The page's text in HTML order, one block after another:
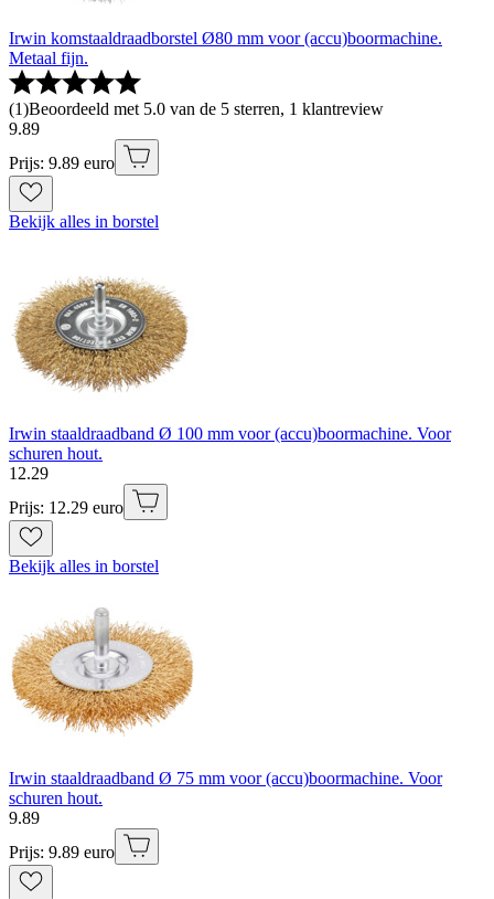
Irwin komstaaldraadborstel Ø80 mm voor (accu)boormachine.
Metaal fijn.
(1)Beoordeeld met 5.0 van de 5 sterren, 1 klantreview
9.89
Prijs: 9.89 euro
Bekijk alles in borstel
Irwin staaldraadband Ø 100 mm voor (accu)boormachine. Voor
schuren hout.
12.29
Prijs: 12.29 euro
Bekijk alles in borstel
Irwin staaldraadband Ø 75 mm voor (accu)boormachine. Voor
schuren hout.
9.89
Prijs: 9.89 euro